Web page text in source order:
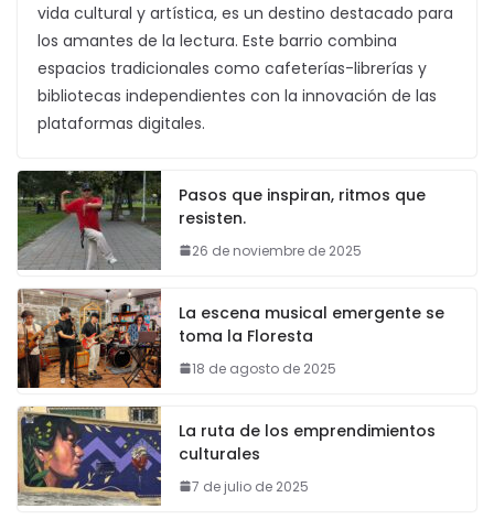
vida cultural y artística, es un destino destacado para
los amantes de la lectura. Este barrio combina
espacios tradicionales como cafeterías-librerías y
bibliotecas independientes con la innovación de las
plataformas digitales.
Pasos que inspiran, ritmos que
resisten.
26 de noviembre de 2025
La escena musical emergente se
toma la Floresta
18 de agosto de 2025
La ruta de los emprendimientos
culturales
7 de julio de 2025